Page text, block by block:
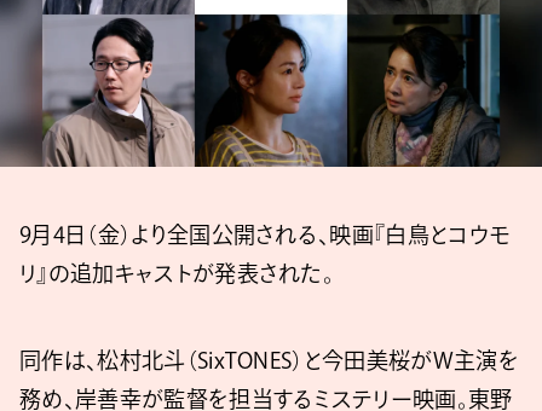
9月4日（金）より全国公開される、映画『白鳥とコウモ
リ』の追加キャストが発表された。
同作は、松村北斗（SixTONES）と今田美桜がW主演を
務め、岸善幸が監督を担当するミステリー映画。東野